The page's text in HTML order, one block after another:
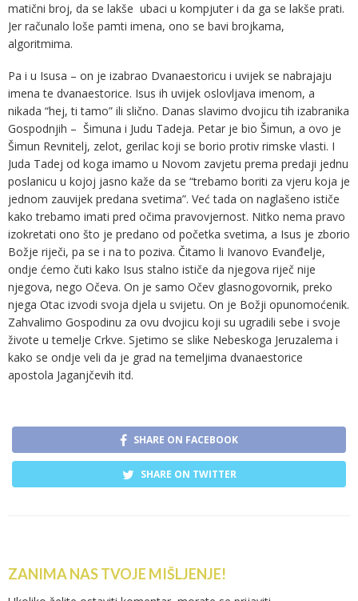
matični broj, da se lakše ubaci u kompjuter i da ga se lakše prati.
Jer računalo loše pamti imena, ono se bavi brojkama,
algoritmima.
Pa i u Isusa – on je izabrao Dvanaestoricu i uvijek se nabrajaju
imena te dvanaestorice. Isus ih uvijek oslovljava imenom, a
nikada “hej, ti tamo” ili slično. Danas slavimo dvojicu tih izabranika
Gospodnjih – Šimuna i Judu Tadeja. Petar je bio Šimun, a ovo je
Šimun Revnitelj, zelot, gerilac koji se borio protiv rimske vlasti. I
Juda Tadej od koga imamo u Novom zavjetu prema predaji jednu
poslanicu u kojoj jasno kaže da se “trebamo boriti za vjeru koja je
jednom zauvijek predana svetima”. Već tada on naglašeno ističe
kako trebamo imati pred očima pravovjernost. Nitko nema pravo
izokretati ono što je predano od početka svetima, a Isus je zborio
Božje riječi, pa se i na to poziva. Čitamo li Ivanovo Evanđelje,
ondje ćemo čuti kako Isus stalno ističe da njegova riječ nije
njegova, nego Očeva. On je samo Očev glasnogovornik, preko
njega Otac izvodi svoja djela u svijetu. On je Božji opunomoćenik.
Zahvalimo Gospodinu za ovu dvojicu koji su ugradili sebe i svoje
živote u temelje Crkve. Sjetimo se slike Nebeskoga Jeruzalema i
kako se ondje veli da je grad na temeljima dvanaestorice
apostola Jaganjčevih itd.
SHARE ON FACEBOOK
SHARE ON TWITTER
ZANIMA NAS TVOJE MIŠLJENJE!